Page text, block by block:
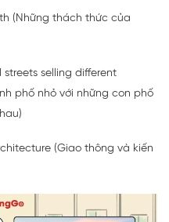
(Những thách thức của
selling different
phố nhỏ với những con phố
(Giao thông và kiến